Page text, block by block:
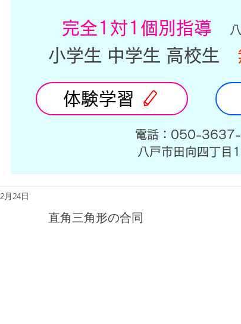
​完全1対1個別指導
小学生 中学生 高校生
体験学習
電話：050-
八戸市田向四丁目
月24日
直角三角形の合同